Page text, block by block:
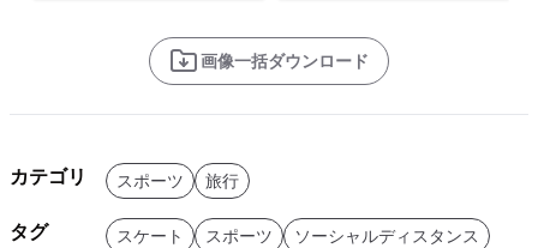
画像一括ダウンロード
カテゴリ スポーツ 旅行
タグ スケート スポーツ ソーシャルディスタンス